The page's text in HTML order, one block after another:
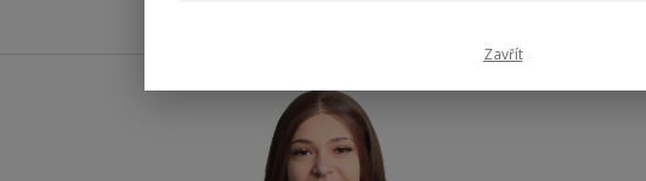
Zavřít